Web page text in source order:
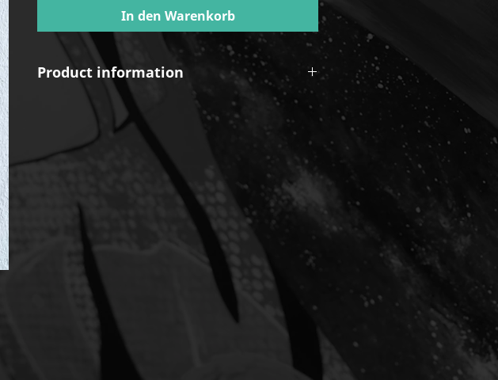
In den Warenkorb
Product information
ca. DIN A6 (10.5 × 14.8 cm) // EN:
ca. DIN A6
(4.13 × 5.83 inches)